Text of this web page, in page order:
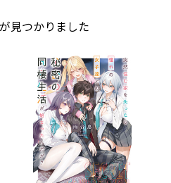
見つかりました